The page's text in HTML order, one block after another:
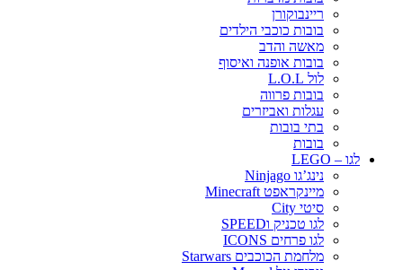
ריינבוקורן
בובות כוכבי הילדים
מאשה והדב
בובות אופנה ואיסוף
לול L.O.L
בובות פרווה
עגלות ואביזרים
בתי בובות
בובות
לגו – LEGO
נינג’גו Ninjago
מיינקראפט Minecraft
סיטי City
לגו טכניק וSPEED
לגו פרחים ICONS
מלחמת הכוכבים Starwars